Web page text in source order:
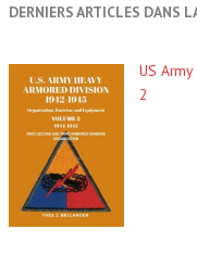
DERNIERS ARTICLES DANS
US
2